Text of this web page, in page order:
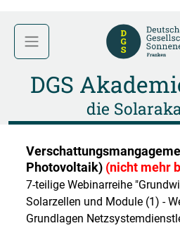
DGS
die
Photovoltaik) (nicht mehr
7-teilige Webinarreihe
Solarzellen und Module (1) -
Grundlagen